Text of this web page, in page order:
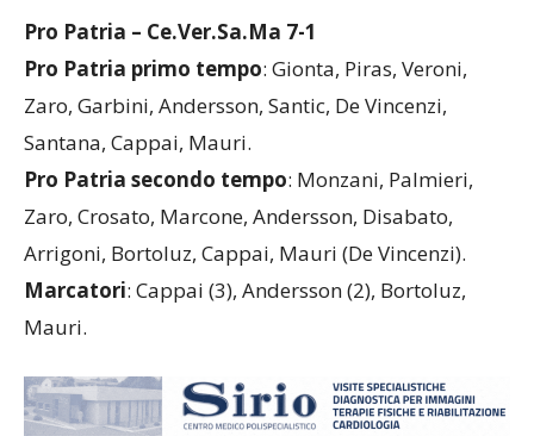
Pro Patria – Ce.Ver.Sa.Ma 7-1
Pro Patria primo tempo: Gionta, Piras, Veroni,
Zaro, Garbini, Andersson, Santic, De Vincenzi,
Santana, Cappai, Mauri.
Pro Patria secondo tempo: Monzani, Palmieri,
Zaro, Crosato, Marcone, Andersson, Disabato,
Arrigoni, Bortoluz, Cappai, Mauri (De Vincenzi).
Marcatori: Cappai (3), Andersson (2), Bortoluz,
Mauri.